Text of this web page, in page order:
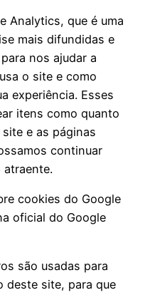
Analytics, que é uma
mais difundidas e
nos ajudar a
o site e como
experiência. Esses
itens como quanto
e as páginas
continuar
cookies do Google
oficial do Google
são usadas para
deste site, para que